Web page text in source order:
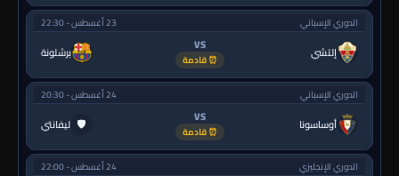
الدوري الإسباني 23 أغسطس - 22:30
إلتشي VS
⏰ قادمة برشلونة
الدوري الإسباني 24 أغسطس - 20:30
أوساسونا VS
⏰ قادمة ليفانتي 🛡
الدوري الإنجليزي 24 أغسطس - 22:00